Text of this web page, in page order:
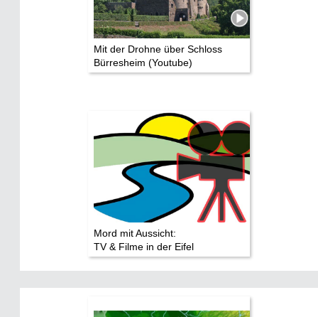
Mit der Drohne über Schloss
Bürresheim (Youtube)
Mord mit Aussicht:
TV & Filme in der Eifel